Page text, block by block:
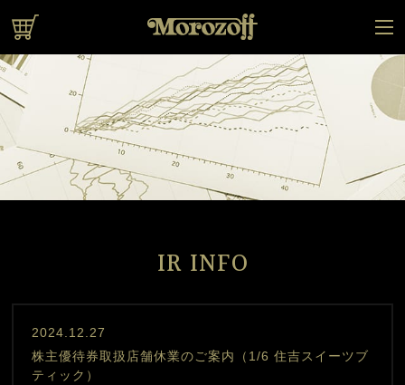
IR INFO
2024.12.27
株主優待券取扱店舗休業のご案内（1/6 住吉スイーツブ
ティック）